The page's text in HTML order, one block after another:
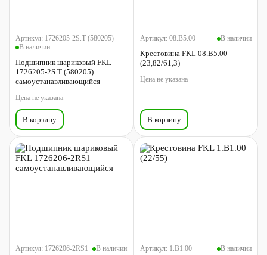
Артикул: 1726205-2S.T (580205)
В наличии
Подшипник шариковый FKL
1726205-2S.T (580205)
самоустанавливающийся
Цена не указана
В корзину
Артикул: 08.B5.00 В наличии
Крестовина FKL 08.B5.00
(23,82/61,3)
Цена не указана
В корзину
Артикул: 1726206-2RS1 В наличии Артикул: 1.B1.00 В наличии